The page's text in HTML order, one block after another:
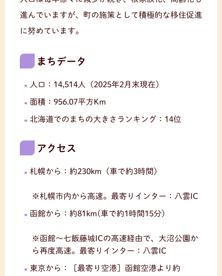
進んでいますが、町の施策として積極的な移住促進
に努めています。
まちデータ
人口：14,514人（2025年2月末現在）
面積：956.07平方Km
北海道でのまちの大きさランキング：14位
アクセス
札幌から：約230km（車で約3時間）
※札幌市内から高速。最寄りインター：八雲IC
函館から：約81km(車で約1時間15分)
※函館〜七飯藤城ICの高速経由で、大沼公園か
ら再度高速。最寄りインター：八雲IC
東京から：［最寄り空港］函館空港より約